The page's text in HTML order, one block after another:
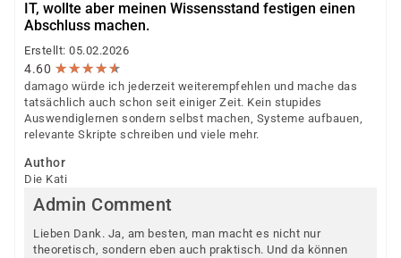
IT, wollte aber meinen Wissensstand festigen einen
Abschluss machen.
Erstellt: 05.02.2026
4.60 ★★★★★
★★★★★
damago würde ich jederzeit weiterempfehlen und mache das
tatsächlich auch schon seit einiger Zeit. Kein stupides
Auswendiglernen sondern selbst machen, Systeme aufbauen,
relevante Skripte schreiben und viele mehr.
Author
Die Kati
Admin Comment
Lieben Dank. Ja, am besten, man macht es nicht nur
theoretisch, sondern eben auch praktisch. Und da können